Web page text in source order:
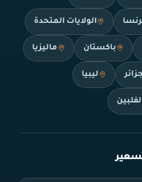
الولايات المتحدة
باكستان ماليزيا
ليبيا